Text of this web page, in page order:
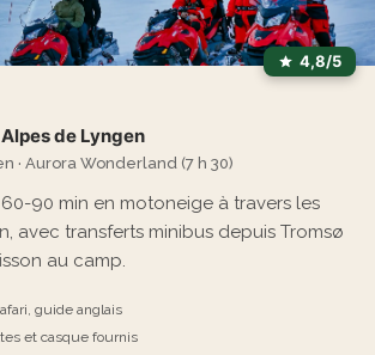
4,8/5
de Lyngen
· Aurora Wonderland (7 h 30)
90 min en motoneige à travers les
avec transferts minibus depuis Tromsø
au camp.
guide anglais
et casque fournis